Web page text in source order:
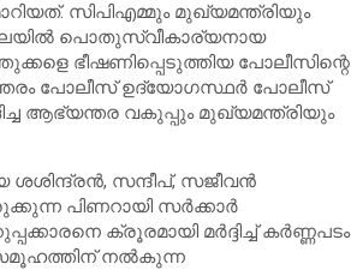
സിപിഎമ്മും മുഖ്യമന്ത്രിയും
പൊതുസ്വീകാര്യനായ
ഭീഷണിപ്പെടുത്തിയ പോലീസിന്റെ
പോലീസ് ഉദ്യോഗസ്ഥര്‍ പോലീസ്
ആഭ്യന്തര വകുപ്പും മുഖ്യമന്ത്രിയും
സന്ദീപ്, സജീവന്‍
പിണറായി സര്‍ക്കാര്‍
ക്രൂരമായി മര്‍ദ്ദിച്ച് കര്‍ണ്ണപടം
സമൂഹത്തിന് നല്‍കുന്ന